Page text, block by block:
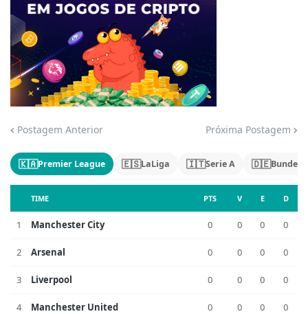
Jogue com responsabilidade. 18+
Postagem Anterior Próxima Postagem
🇰🇦Premier League 🇪🇸LaLiga 🇮🇹Serie A 🇩🇪
TIME PTS V E D
1 Manchester City 0 0 0 0
2 Arsenal 0 0 0 0
3 Liverpool 0 0 0 0
4 Manchester United 0 0 0 0